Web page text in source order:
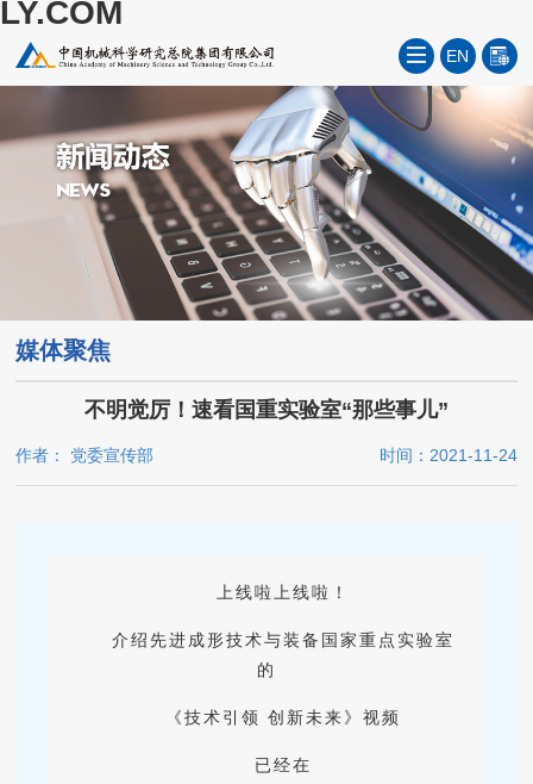
LY.COM
EN
媒体聚焦
不明觉厉！速看国重实验室“那些事儿”
作者： 党委宣传部 时间：2021-11-24
上线啦上线啦！
介绍先进成形技术与装备国家重点实验室
的
《技术引领 创新未来》视频
已经在